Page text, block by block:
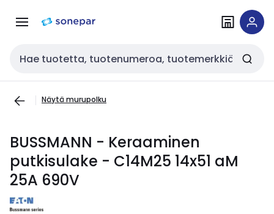
navigointiinsisältöön
Haku
Näytä murupolku
BUSSMANN - Keraaminen
putkisulake - C14M25 14x51 aM
25A 690V